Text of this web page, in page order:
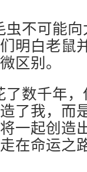
虫不可能
明白老鼠
区别。
了数千年
了我，而
一起创造
在命运之